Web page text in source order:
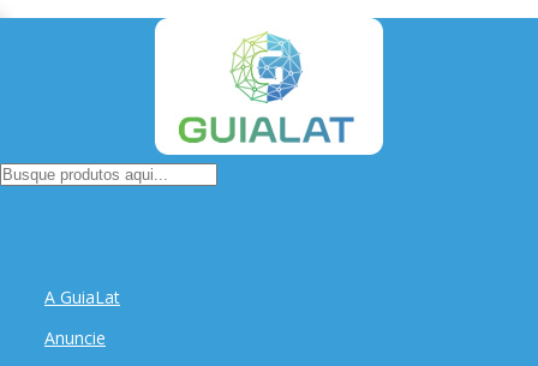
A GuiaLat
Anuncie